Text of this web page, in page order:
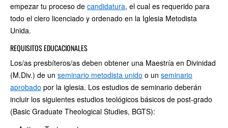
empezar tu proceso de candidatura, el cual es requerido para
todo el clero licenciado y ordenado en la Iglesia Metodista
Unida.
REQUISITOS EDUCACIONALES
Los/as presbíteros/as deben obtener una Maestría en Divinidad
(M.Div.) de un seminario metodista unido o un seminario
aprobado por la iglesia. Los estudios de seminario deberán
incluir los siguientes estudios teológicos básicos de post-grado
(Basic Graduate Theological Studies, BGTS):